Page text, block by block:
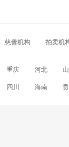
慈善机构 拍卖机
重庆 河北
四川 海南